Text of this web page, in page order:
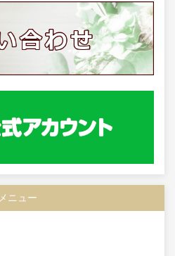
メニュー